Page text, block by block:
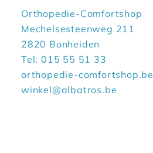
Orthopedie-Comfortshop
Mechelsesteenweg 211
2820 Bonheiden
Tel: 015 55 51 33
orthopedie-comfortshop.be
winkel@albatros.be